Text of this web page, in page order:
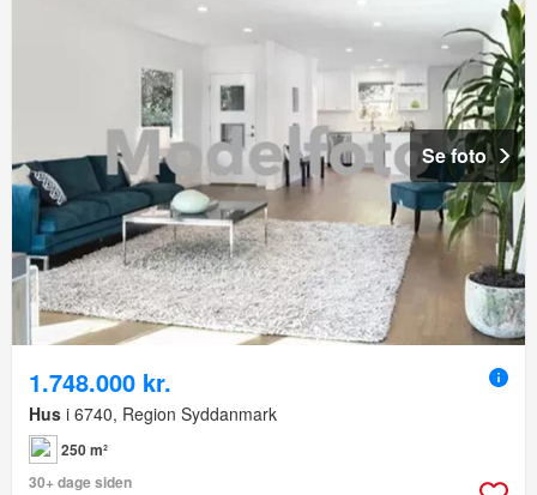
Se foto
1.748.000 kr.
Hus i 6740, Region Syddanmark
250 m²
30+ dage siden